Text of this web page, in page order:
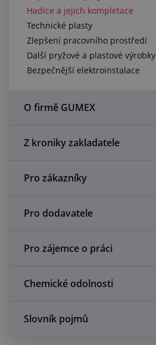
Zlepšení pracovního prostředí
Další pryžové a plastové výrobky
Centrum poptávek
Vše o nákupu
O nás a kariéra
Hadice a jejich kompletace
Technické plasty
Zlepšení pracovního prostředí
Další pryžové a plastové výrobky
Bezpečnější elektroinstalace
O firmě GUMEX
Z kroniky zakladatele
Pro zákazníky
Pro dodavatele
Pro zájemce o práci
Chemické odolnosti
Slovník pojmů